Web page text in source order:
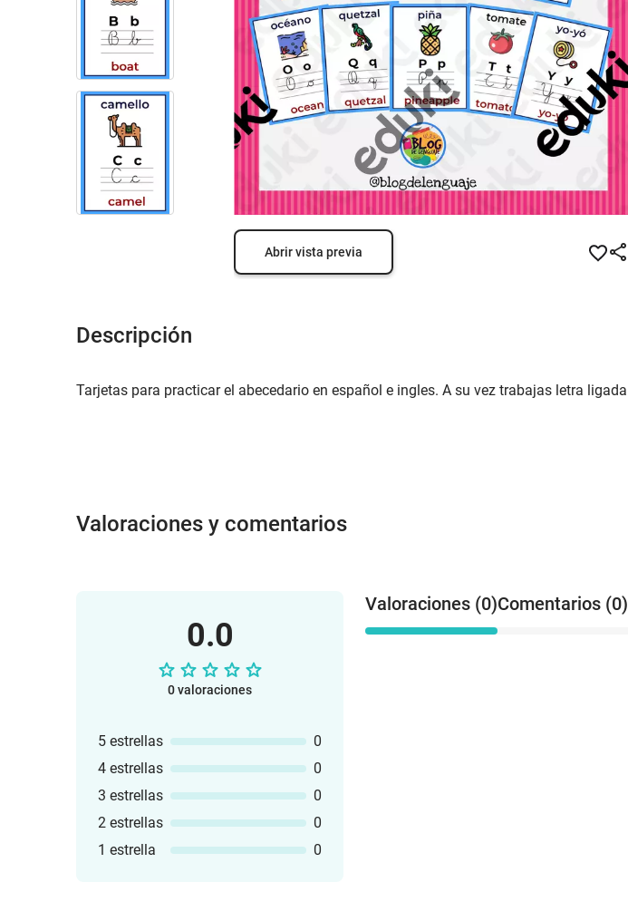
Abrir vista previa
Descripción
Tarjetas para practicar el abecedario en español e ingles. A su vez trabajas letra ligada
Valoraciones y comentarios
0.0
0 valoraciones
5 estrellas
0
4 estrellas
0
3 estrellas
0
2 estrellas
0
1 estrella
0
Valoraciones (0)Comentarios (0)